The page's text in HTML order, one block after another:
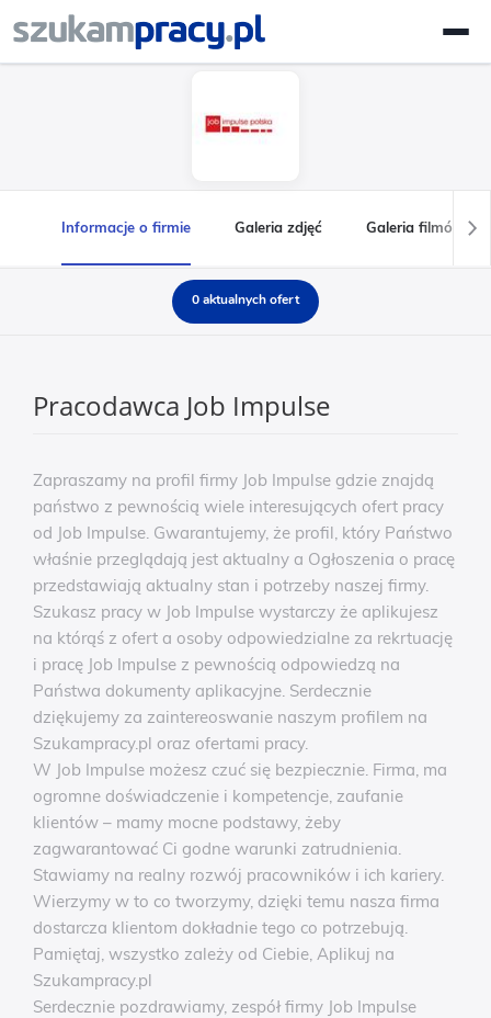
Informacje o firmie Galeria zdjęć Galeria filmów
0 aktualnych ofert
Pracodawca Job Impulse
Zapraszamy na profil firmy Job Impulse gdzie znajdą
państwo z pewnością wiele interesujących ofert pracy
od Job Impulse. Gwarantujemy, że profil, który Państwo
właśnie przeglądają jest aktualny a Ogłoszenia o pracę
przedstawiają aktualny stan i potrzeby naszej firmy.
Szukasz pracy w Job Impulse wystarczy że aplikujesz
na którąś z ofert a osoby odpowiedzialne za rekrtuację
i pracę Job Impulse z pewnością odpowiedzą na
Państwa dokumenty aplikacyjne. Serdecznie
dziękujemy za zaintereoswanie naszym profilem na
Szukampracy.pl oraz ofertami pracy.
W Job Impulse możesz czuć się bezpiecznie. Firma, ma
ogromne doświadczenie i kompetencje, zaufanie
klientów – mamy mocne podstawy, żeby
zagwarantować Ci godne warunki zatrudnienia.
Stawiamy na realny rozwój pracowników i ich kariery.
Wierzymy w to co tworzymy, dzięki temu nasza firma
dostarcza klientom dokładnie tego co potrzebują.
Pamiętaj, wszystko zależy od Ciebie, Aplikuj na
Szukampracy.pl
Serdecznie pozdrawiamy, zespół firmy Job Impulse